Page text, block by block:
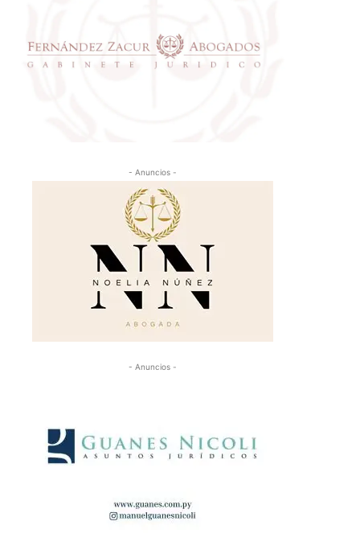
- Anuncios -
- Anuncios -